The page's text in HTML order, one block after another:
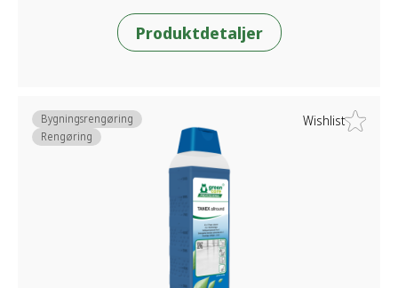
Produktdetaljer
Wishlist
Bygningsrengøring
Rengøring